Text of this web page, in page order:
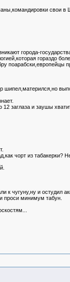
свои
города-
гораздо
поарабски,европейцы
шипел,матерился,но
заглаза и заушы
чорт из табакерки?
чугуну,ну и остудил
проси минимум табун.